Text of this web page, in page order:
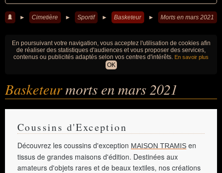
► Cimetière ► Sportif ► Basketeur ► Morts en mars 2021
En poursuivant votre navigation, vous acceptez l'utilisation de cookies afin
de réaliser des statistiques d'audiences et vous proposer des services,
contenus ou publicités adaptés selon vos centres d'intérêts. En savoir plus
OK
Basketeurmorts en mars 2021
Coussins d'Exception
Découvrez les coussins d'exception MAISON TRAMIS en
tissus de grandes maisons d'édition. Destinées aux
amateurs d'objets rares et de beaux textiles, nos créations